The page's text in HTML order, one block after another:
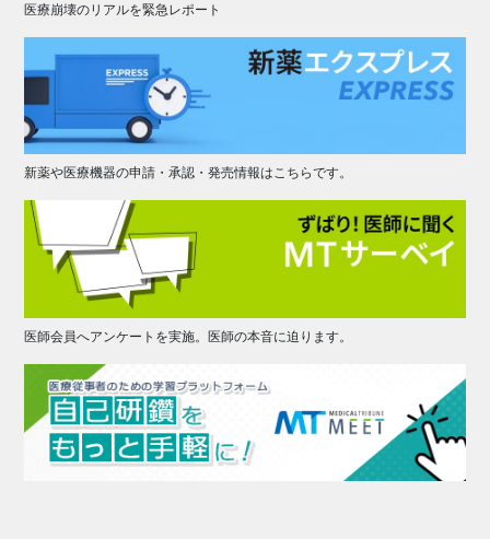
医療崩壊のリアルを緊急レポート
新薬や医療機器の申請・承認・発売情報はこちらです。
医師会員へアンケートを実施。医師の本音に迫ります。